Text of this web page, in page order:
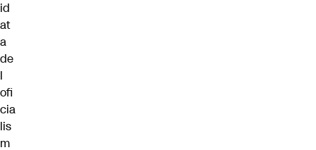
id
at
a
de
l
ofi
cia
lis
m